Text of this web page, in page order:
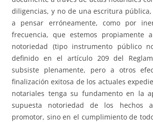
diligencias, y no de una escritura
a pensar erróneamente, como por
frecuencia, que estemos propiamente
notoriedad (tipo instrumento público
definido en el artículo 209 del
subsiste plenamente, pero a otros
finalización exitosa de los actuales
notariales tenga su fundamento en la
supuesta notoriedad de los hechos
promotor, sino en el cumplimiento de